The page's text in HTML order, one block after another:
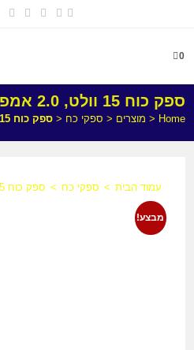
0
ספק כוח 15 וולט, 2.0 אמפר
Home
< מוצרים < ספקי כח <ספק כוח 15 וולט, 2.0 אמפר
עמוד הבית > ספקי כח > ספק כוח 15 וולט, 2.0 אמפר
מבצע!